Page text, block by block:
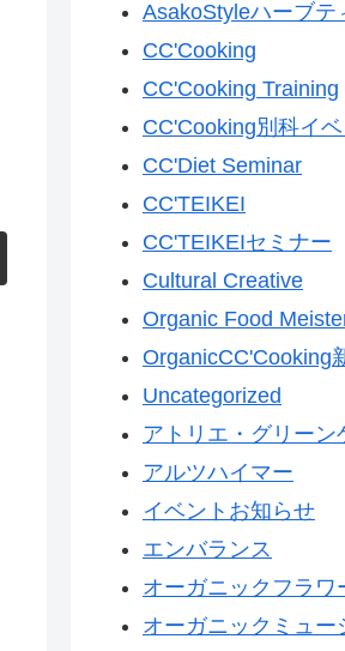
AsakoStyleハーブテ
CC'Cooking
CC'Cooking Training
CC'Cooking別科イ
CC'Diet Seminar
CC'TEIKEI
CC'TEIKEIセミナー
Cultural Creative
Organic Food
OrganicCC'Cooking
Uncategorized
アトリエ・グリーン
アルツハイマー
イベントお知らせ
エンバランス
オーガニックフラワ
オーガニックミュー